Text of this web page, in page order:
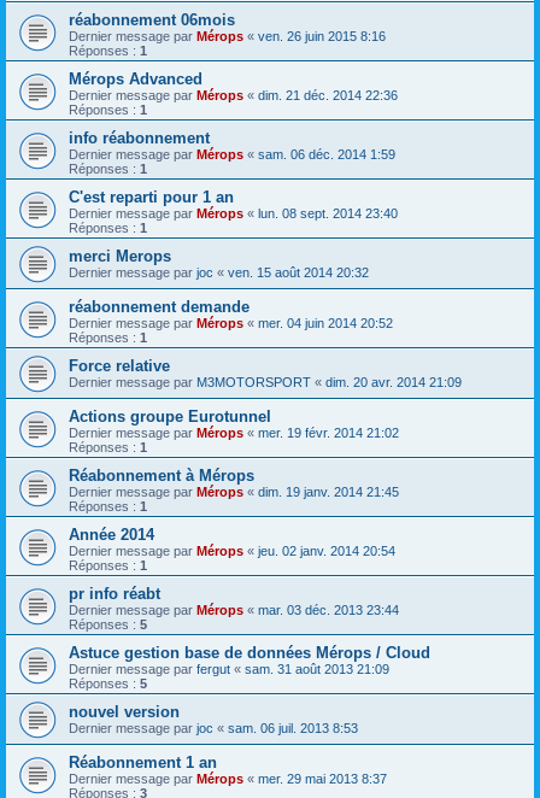
réabonnement 06mois
Dernier message par Mérops « ven. 26 juin 2015 8:16
Réponses : 1
Mérops Advanced
Dernier message par Mérops « dim. 21 déc. 2014 22:36
Réponses : 1
info réabonnement
Dernier message par Mérops « sam. 06 déc. 2014 1:59
Réponses : 1
C'est reparti pour 1 an
Dernier message par Mérops « lun. 08 sept. 2014 23:40
Réponses : 1
merci Merops
Dernier message par joc « ven. 15 août 2014 20:32
réabonnement demande
Dernier message par Mérops « mer. 04 juin 2014 20:52
Réponses : 1
Force relative
Dernier message par M3MOTORSPORT « dim. 20 avr. 2014 21:09
Actions groupe Eurotunnel
Dernier message par Mérops « mer. 19 févr. 2014 21:02
Réponses : 1
Réabonnement à Mérops
Dernier message par Mérops « dim. 19 janv. 2014 21:45
Réponses : 1
Année 2014
Dernier message par Mérops « jeu. 02 janv. 2014 20:54
Réponses : 1
pr info réabt
Dernier message par Mérops « mar. 03 déc. 2013 23:44
Réponses : 5
Astuce gestion base de données Mérops / Cloud
Dernier message par fergut « sam. 31 août 2013 21:09
Réponses : 5
nouvel version
Dernier message par joc « sam. 06 juil. 2013 8:53
Réabonnement 1 an
Dernier message par Mérops « mer. 29 mai 2013 8:37
Réponses : 3